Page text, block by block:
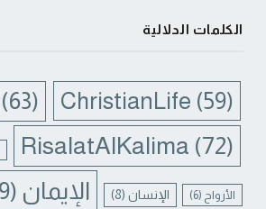
الكلمات الدلالية
ChristianLife (59)
(63)
RisalatAlKalima (72)
الأرواح (6) الإنسان(8) الإيمان (69)